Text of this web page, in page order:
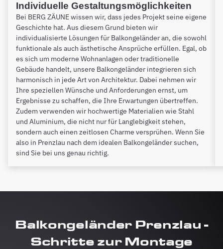
Individuelle Gestaltungsmöglichkeiten
Bei BERG ZÄUNE wissen wir, dass jedes Projekt seine eigene
Geschichte hat. Aus diesem Grund bieten wir
individualisierte Lösungen für Balkongeländer an, die sowohl
funktionale als auch ästhetische Ansprüche erfüllen. Egal, ob
es sich um moderne Wohnanlagen oder traditionelle
Gebäude handelt, unsere Balkongeländer integrieren sich
harmonisch in jede Art von Architektur. Dabei nehmen wir
Ihre speziellen Wünsche und Anforderungen ernst, um
Ergebnisse zu schaffen, die Ihre Erwartungen übertreffen.
Zudem verwenden wir hochwertige Materialien wie Stahl
und Aluminium, die nicht nur für Langlebigkeit stehen,
sondern auch einen zeitlosen Charme versprühen. Wenn Sie
also in Prenzlau nach dem idealen Balkongeländer suchen,
sind Sie bei uns genau richtig.
Balkongeländer Prenzlau -
Schritte zur Montage